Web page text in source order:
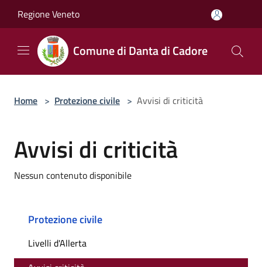
Regione Veneto
Comune di Danta di Cadore
Home > Protezione civile > Avvisi di criticità
Avvisi di criticità
Nessun contenuto disponibile
Protezione civile
Livelli d'Allerta